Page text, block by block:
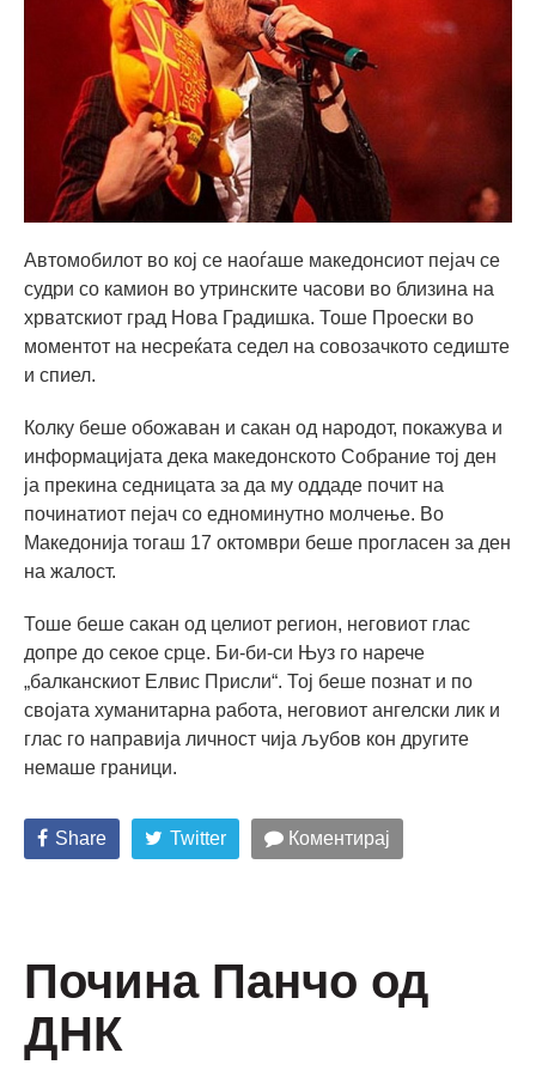
Автомобилот во кој се наоѓаше македонсиот пејач се
судри со камион во утринските часови во близина на
хрватскиот град Нова Градишка. Тоше Проески во
моментот на несреќата седел на совозачкото седиште
и спиел.
Колку беше обожаван и сакан од народот, покажува и
информацијата дека македонското Собрание тој ден
ја прекина седницата за да му оддаде почит на
починатиот пејач со едноминутно молчење. Во
Македонија тогаш 17 октомври беше прогласен за ден
на жалост.
Тоше беше сакан од целиот регион, неговиот глас
допре до секое срце. Би-би-си Њуз го нарече
„балканскиот Елвис Присли“. Тој беше познат и по
својата хуманитарна работа, неговиот ангелски лик и
глас го направија личност чија љубов кон другите
немаше граници.
Share Twitter Коментирај
Почина Панчо од
ДНК